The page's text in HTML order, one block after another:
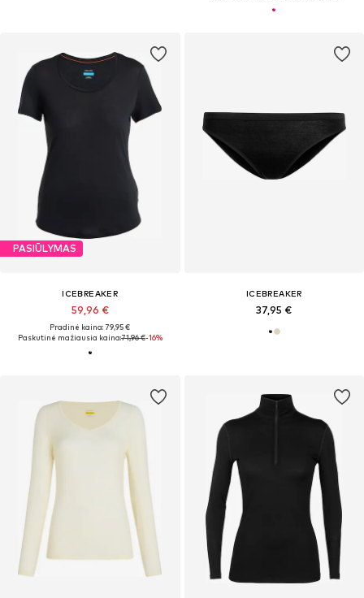
PASIŪLYMAS
ICEBREAKER
59,96 €
Pradinė kaina: 79,95 €
Paskutinė mažiausia kaina:71,96 €-16%
ICEBREAKER
37,95 €